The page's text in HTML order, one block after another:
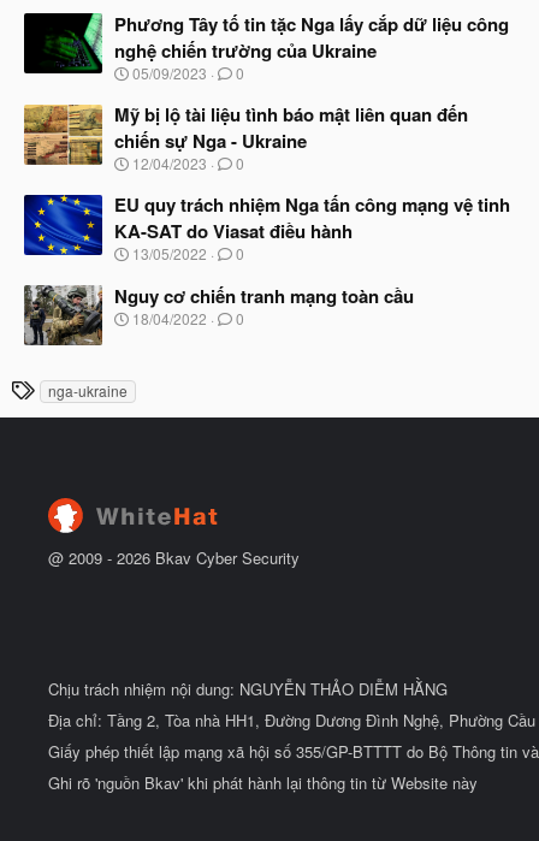
à
y
b
ắ
đ
ầ
u
Phương Tây tố tin tặc Nga lấy cắp dữ liệu công
nghệ chiến trường của Ukraine
N
à
y
b
ắ
đ
ầ
u
05/09/2023 0
Mỹ bị lộ tài liệu tình báo mật liên quan đến
chiến sự Nga - Ukraine
N
à
b
ắ
đ
ầ
12/04/2023 0
EU quy trách nhiệm Nga tấn công mạng vệ tinh
KA-SAT do Viasat điều hành
N
à
y
b
đ
ầ
13/05/2022 0
Nguy cơ chiến tranh mạng toàn cầu
N
ắ
18/04/2022 0
T
h
nga-ukraine
@ 2009 - 2026 Bkav Cyber Security
Chịu trách nhiệm nội dung: NGUYỄN THẢO DIỄM HẰNG
Địa chỉ: Tầng 2, Tòa nhà HH1, Đường Dương Đình Nghệ, Phường
Giấy phép thiết lập mạng xã hội số 355/GP-BTTTT do Bộ Thông tin
Ghi rõ 'nguồn Bkav' khi phát hành lại thông tin từ Website này